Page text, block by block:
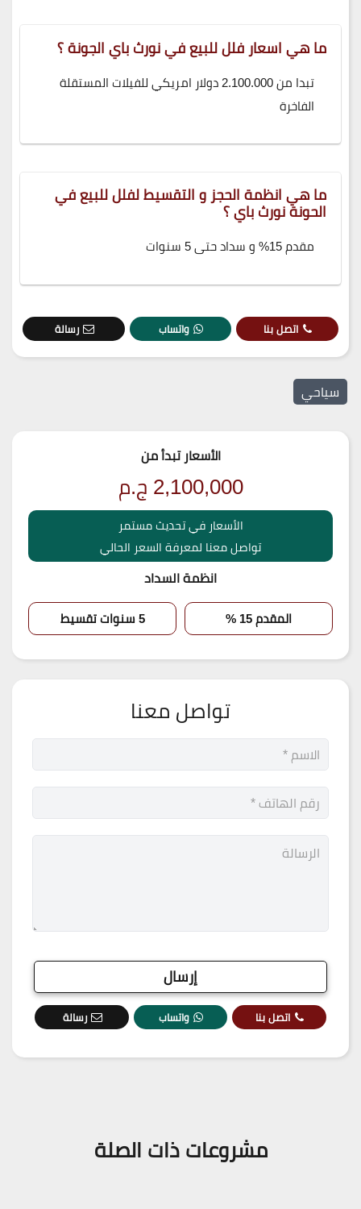
ما هي اسعار فلل للبيع في نورث باي الجونة ؟
تبدا من 2.100.000 دولار امريكي للفيلات المستقلة
الفاخرة
ما هي انظمة الحجز و التقسيط لفلل للبيع في
الحونة نورث باي ؟
مقدم 15% و سداد حتى 5 سنوات
اتصل بنا واتساب رسالة
سياحي
الأسعار تبدأ من
2,100,000ج.م
الأسعار في تحديث مستمر
تواصل معنا لمعرفة السعر الحالي
انظمة السداد
المقدم 15 % 5 سنوات تقسيط
تواصل معنا
اتصل بنا واتساب رسالة
مشروعات ذات الصلة